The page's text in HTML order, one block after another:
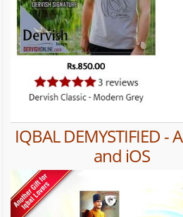
IQBAL DEMYSTIFIED -
and iOS